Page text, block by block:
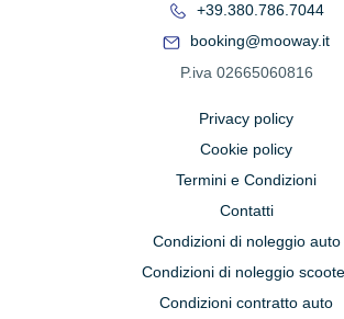
+39.380.786.7044
booking@mooway.it
P.iva 02665060816
Privacy policy
Cookie policy
Termini e Condizioni
Contatti
Condizioni di noleggio auto
Condizioni di noleggio
Condizioni contratto auto